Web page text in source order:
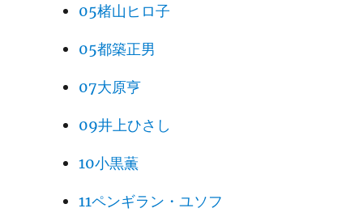
05楮山ヒロ子
05都築正男
07大原亨
09井上ひさし
10小黒薫
11ペンギラン・ユソフ